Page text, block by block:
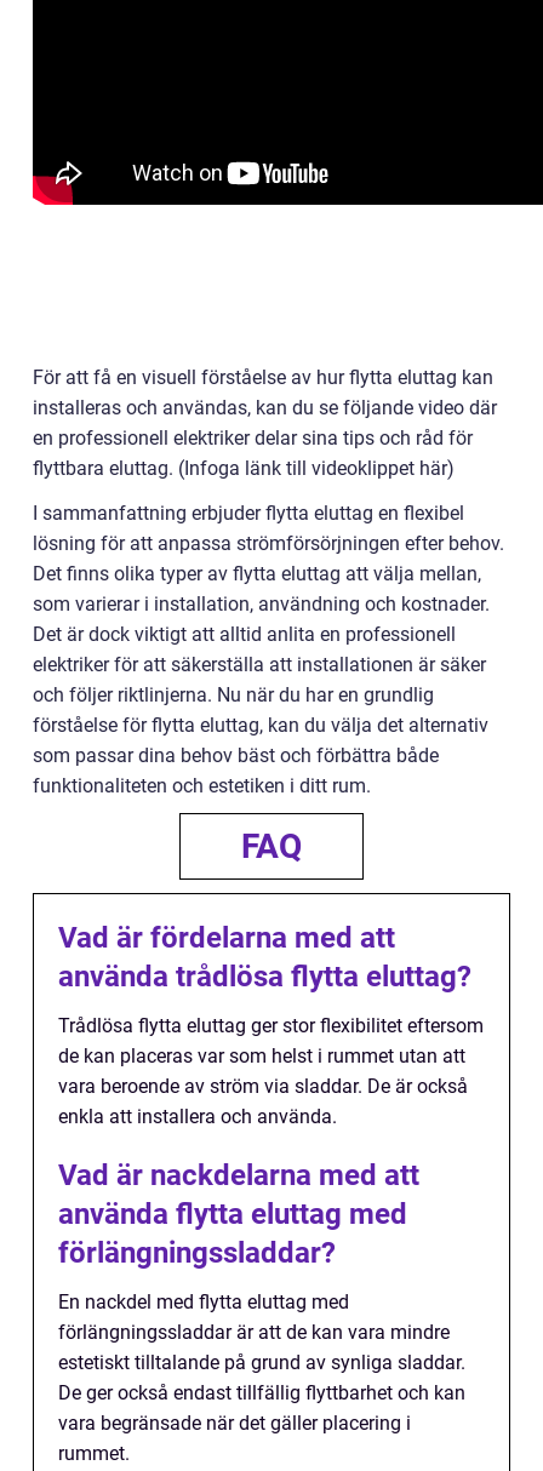
För att få en visuell förståelse av hur flytta eluttag kan
installeras och användas, kan du se följande video där
en professionell elektriker delar sina tips och råd för
flyttbara eluttag. (Infoga länk till videoklippet här)
I sammanfattning erbjuder flytta eluttag en flexibel
lösning för att anpassa strömförsörjningen efter behov.
Det finns olika typer av flytta eluttag att välja mellan,
som varierar i installation, användning och kostnader.
Det är dock viktigt att alltid anlita en professionell
elektriker för att säkerställa att installationen är säker
och följer riktlinjerna. Nu när du har en grundlig
förståelse för flytta eluttag, kan du välja det alternativ
som passar dina behov bäst och förbättra både
funktionaliteten och estetiken i ditt rum.
FAQ
Vad är fördelarna med att
använda trådlösa flytta eluttag?
Trådlösa flytta eluttag ger stor flexibilitet eftersom
de kan placeras var som helst i rummet utan att
vara beroende av ström via sladdar. De är också
enkla att installera och använda.
Vad är nackdelarna med att
använda flytta eluttag med
förlängningssladdar?
En nackdel med flytta eluttag med
förlängningssladdar är att de kan vara mindre
estetiskt tilltalande på grund av synliga sladdar.
De ger också endast tillfällig flyttbarhet och kan
vara begränsade när det gäller placering i
rummet.